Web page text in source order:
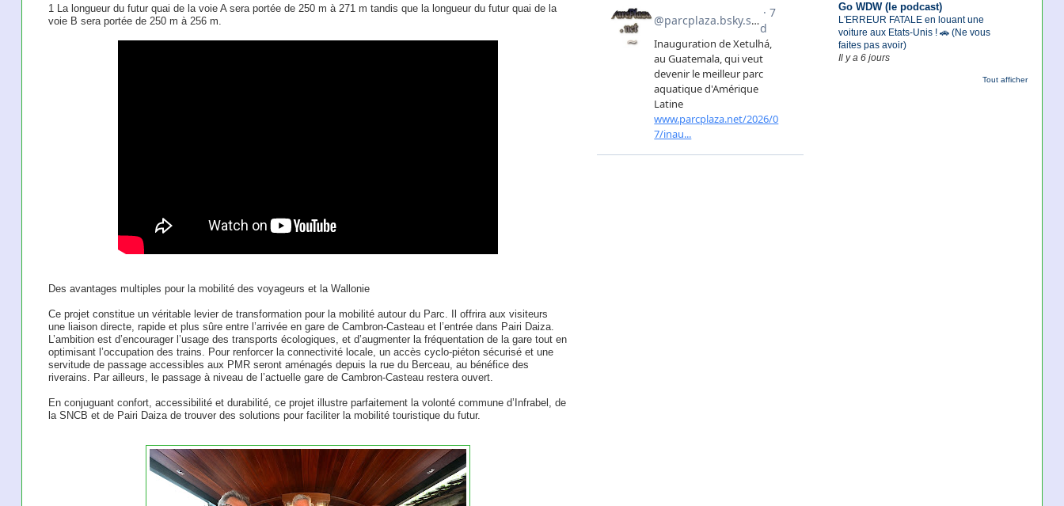
Go WDW (le podcast)
L'ERREUR FATALE en louant une
voiture aux Etats-Unis ! 🚗 (Ne vous
faites pas avoir)
Il y a 6 jours
Tout afficher
1 La longueur du futur quai de la voie A sera portée de 250 m à 271 m tandis que la longueur du futur quai de la
voie B sera portée de 250 m à 256 m. ​
Des avantages multiples pour la mobilité des voyageurs et la Wallonie
Ce projet constitue un véritable levier de transformation pour la mobilité autour du Parc. Il offrira aux visiteurs
une liaison directe, rapide et plus sûre entre l’arrivée en gare de Cambron-Casteau et l’entrée dans Pairi Daiza.
L’ambition est d’encourager l’usage des transports écologiques, et d’augmenter la fréquentation de la gare tout en
optimisant l’occupation des trains. Pour renforcer la connectivité locale, un accès cyclo-piéton sécurisé et une
servitude de passage accessibles aux PMR seront aménagés depuis la rue du Berceau, au bénéfice des
riverains. Par ailleurs, le passage à niveau de l’actuelle gare de Cambron-Casteau restera ouvert.
En conjuguant confort, accessibilité et durabilité, ce projet illustre parfaitement la volonté commune d’Infrabel, de
la SNCB et de Pairi Daiza de trouver des solutions pour faciliter la mobilité touristique du futur.